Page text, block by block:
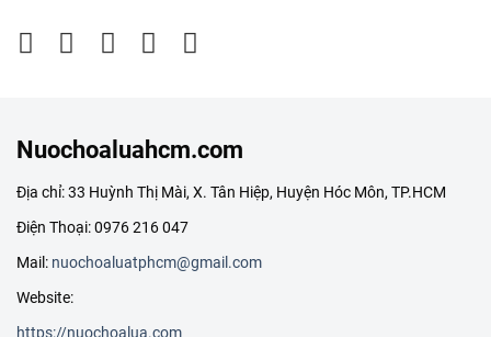
Nuochoaluahcm.com
Địa chỉ: 33 Huỳnh Thị Mài, X. Tân Hiệp, Huyện Hóc Môn, TP.HCM
Điện Thoại: 0976 216 047
Mail: nuochoaluatphcm@gmail.com
Website:
https://nuochoalua.com